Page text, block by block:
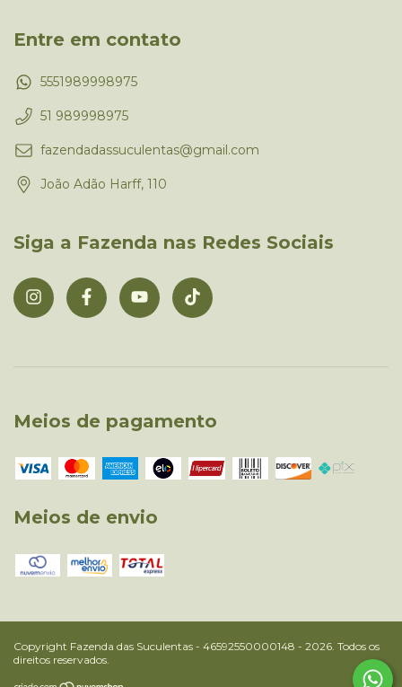
Entre em contato
5551989998975
51 989998975
fazendadassuculentas@gmail.com
João Adão Harff, 110
Siga a Fazenda nas Redes Sociais
Meios de pagamento
Meios de envio
Copyright Fazenda das Suculentas - 46592550000148 - 2026. Todos os
direitos reservados.